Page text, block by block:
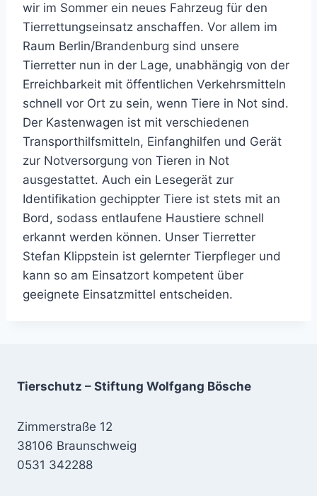
wir im Sommer ein neues Fahrzeug für den
Tierrettungseinsatz anschaffen. Vor allem im
Raum Berlin/Brandenburg sind unsere
Tierretter nun in der Lage, unabhängig von der
Erreichbarkeit mit öffentlichen Verkehrsmitteln
schnell vor Ort zu sein, wenn Tiere in Not sind.
Der Kastenwagen ist mit verschiedenen
Transporthilfsmitteln, Einfanghilfen und Gerät
zur Notversorgung von Tieren in Not
ausgestattet. Auch ein Lesegerät zur
Identifikation gechippter Tiere ist stets mit an
Bord, sodass entlaufene Haustiere schnell
erkannt werden können. Unser Tierretter
Stefan Klippstein ist gelernter Tierpfleger und
kann so am Einsatzort kompetent über
geeignete Einsatzmittel entscheiden.
Tierschutz – Stiftung Wolfgang Bösche
Zimmerstraße 12
38106 Braunschweig
0531 342288